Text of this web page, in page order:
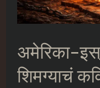
अमेरिका-
शिमग्याचं